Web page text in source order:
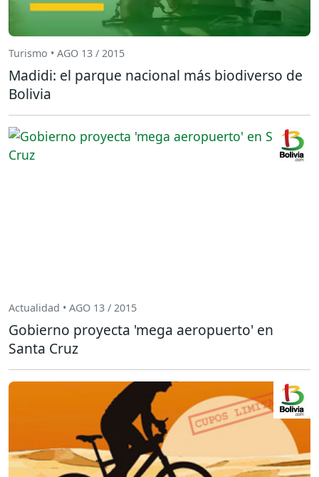
Turismo • AGO 13 / 2015
Madidi: el parque nacional más biodiverso de
Bolivia
Actualidad • AGO 13 / 2015
Gobierno proyecta 'mega aeropuerto' en
Santa Cruz